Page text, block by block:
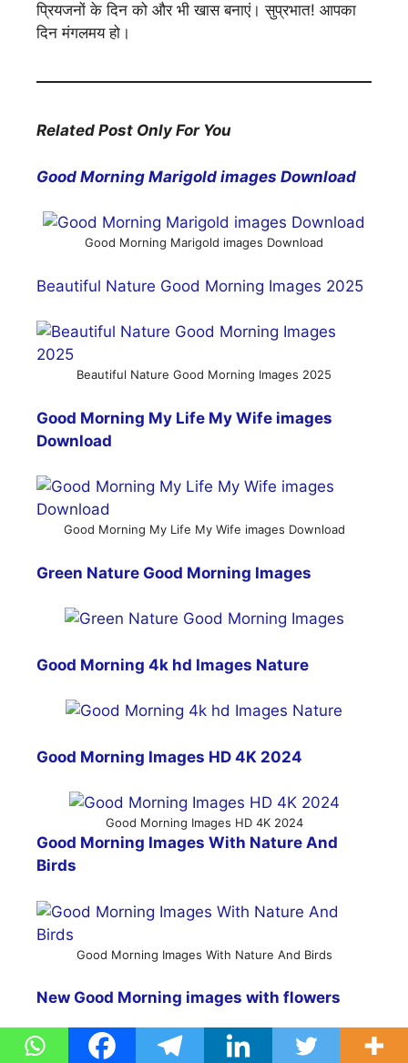
प्रियजनों के दिन को और भी खास बनाएं। सुप्रभात! आपका
दिन मंगलमय हो।
Related Post Only For You
Good Morning Marigold images Download
Good Morning Marigold images Download
Beautiful Nature Good Morning Images 2025
Beautiful Nature Good Morning Images 2025
Good Morning My Life My Wife images
Download
Good Morning My Life My Wife images Download
Green Nature Good Morning Images
Good Morning 4k hd Images Nature
Good Morning Images HD 4K 2024
Good Morning Images HD 4K 2024
Good Morning Images With Nature And
Birds
Good Morning Images With Nature And Birds
New Good Morning images with flowers